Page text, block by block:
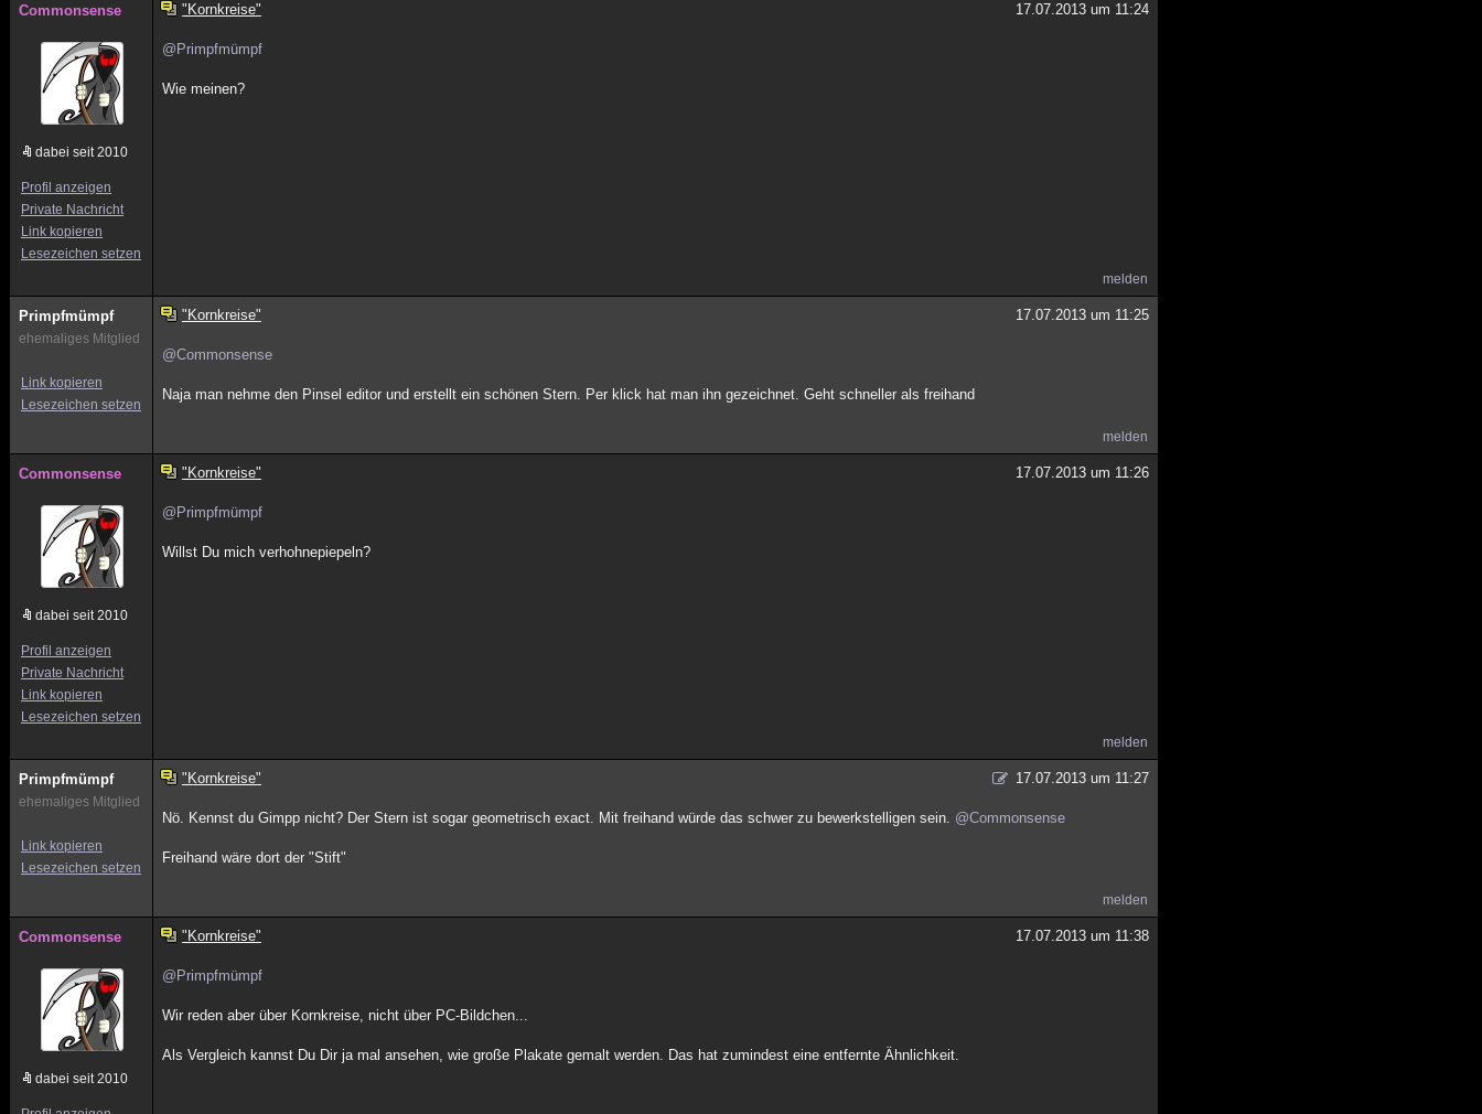
Commonsense
dabei seit 2010
Profil anzeigen
Private Nachricht
Link kopieren
Lesezeichen setzen
"Kornkreise" 17.07.2013 um 11:24
@Primpfmümpf
Wie meinen?
melden
Primpfmümpf
ehemaliges Mitglied
Link kopieren
Lesezeichen setzen
"Kornkreise" 17.07.2013 um 11:25
@Commonsense
Naja man nehme den Pinsel editor und erstellt ein schönen Stern. Per klick hat man ihn gezeichnet. Geht schneller als freihand
melden
Commonsense
dabei seit 2010
Profil anzeigen
Private Nachricht
Link kopieren
Lesezeichen setzen
"Kornkreise" 17.07.2013 um 11:26
@Primpfmümpf
Willst Du mich verhohnepiepeln?
melden
Primpfmümpf
ehemaliges Mitglied
Link kopieren
Lesezeichen setzen
"Kornkreise" 17.07.2013 um 11:27
Nö. Kennst du Gimpp nicht? Der Stern ist sogar geometrisch exact. Mit freihand würde das schwer zu bewerkstelligen sein. @Commonsense
Freihand wäre dort der "Stift"
melden
Commonsense
dabei seit 2010
"Kornkreise" 17.07.2013 um 11:38
@Primpfmümpf
Wir reden aber über Kornkreise, nicht über PC-Bildchen...
Als Vergleich kannst Du Dir ja mal ansehen, wie große Plakate gemalt werden. Das hat zumindest eine entfernte Ähnlichkeit.